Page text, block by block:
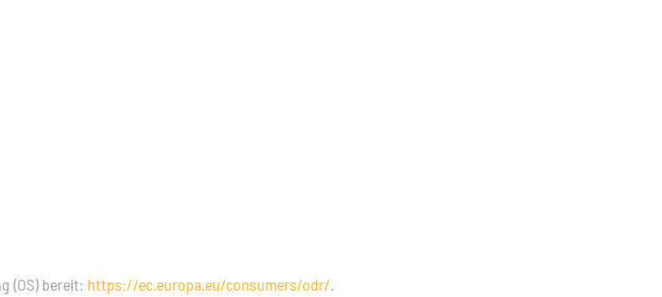
(OS) bereit: https://ec.europa.eu/consumers/odr/.